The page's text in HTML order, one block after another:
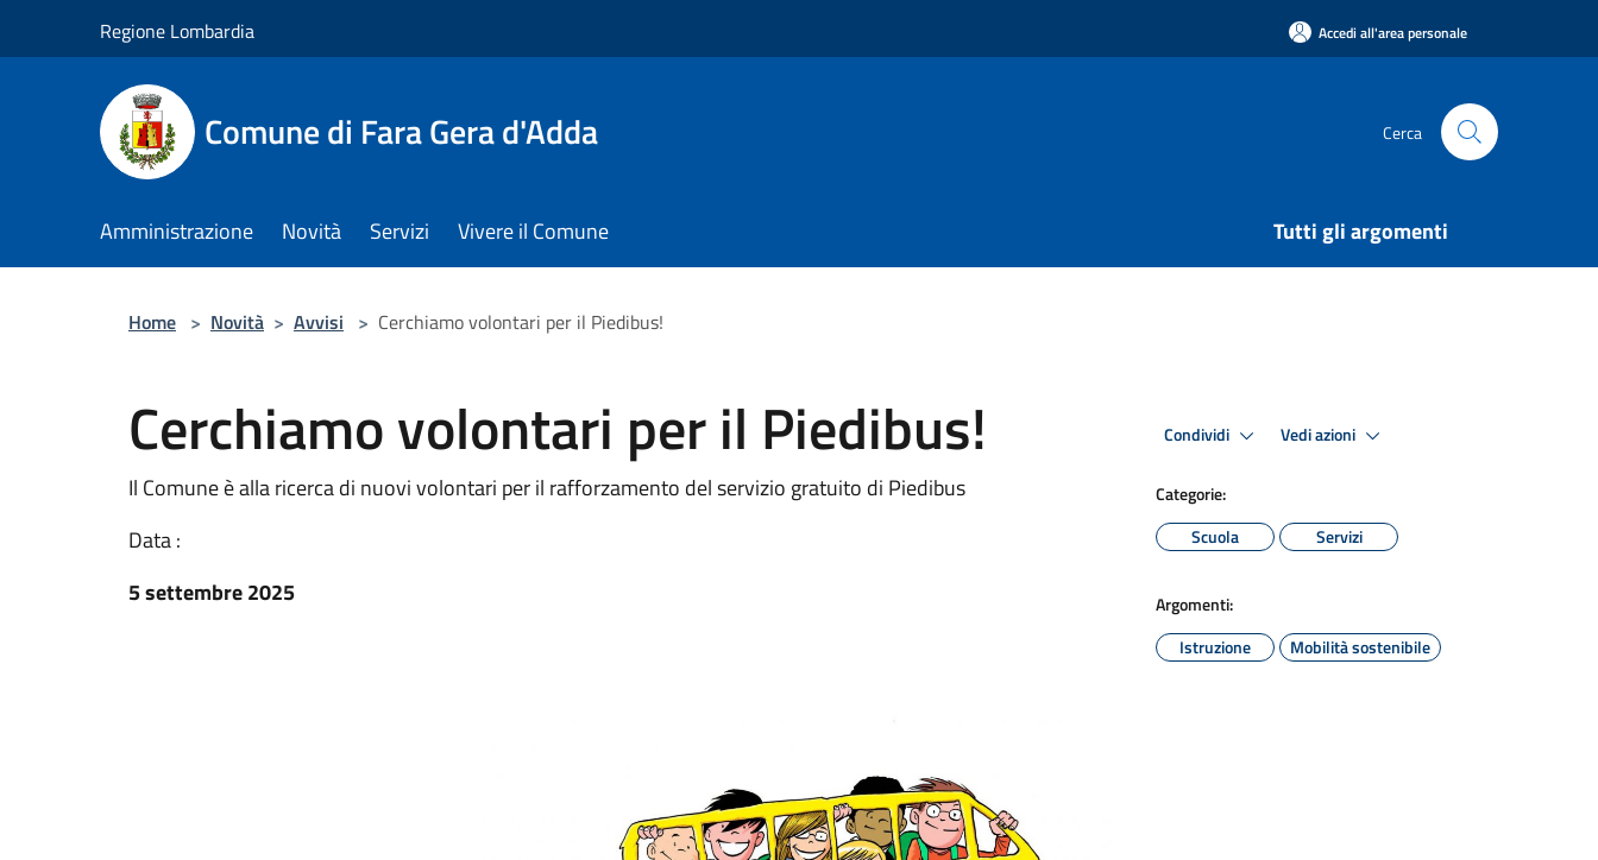
Regione Lombardia Accedi all'area personale
Comune di Fara Gera d'Adda Cerca
Amministrazione Novità Servizi Vivere il Comune Tutti gli argomenti
Home > Novità > Avvisi > Cerchiamo volontari per il Piedibus!
Cerchiamo volontari per il Piedibus!
Il Comune è alla ricerca di nuovi volontari per il rafforzamento del servizio gratuito di Piedibus
Data :
5 settembre 2025
Condividi Vedi azioni
Categorie:
Scuola
Servizi
Argomenti:
Istruzione
Mobilità sostenibile